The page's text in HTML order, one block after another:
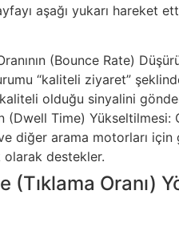
aşağı yukarı hareket
(Bounce Rate)
“kaliteli ziyaret”
kaliteli olduğu sinyalini
(Dwell Time)
diğer arama motorları
destekler.
(Tıklama Oranı)